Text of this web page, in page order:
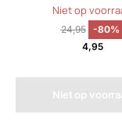
Niet op
24,95
-80%
4,95
Niet op